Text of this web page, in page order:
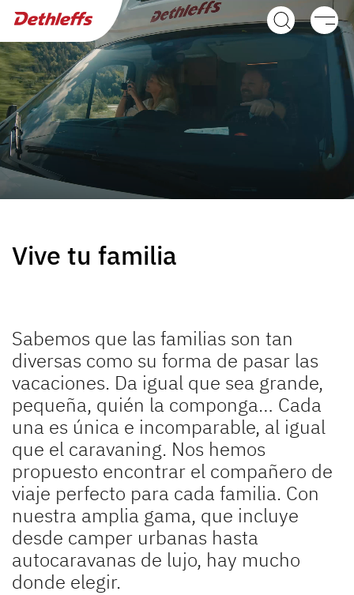
Caravanas
Autocaravanas
Camper Van
Accesorios originales de Dethleffs
Valor añadido
Espíritu pionero aún vigente
Prensa
Responsabilidad
Concesionarios
Vive tu familia
Sabemos que las familias son tan
diversas como su forma de pasar las
vacaciones. Da igual que sea grande,
pequeña, quién la componga… Cada
una es única e incomparable, al igual
que el caravaning. Nos hemos
propuesto encontrar el compañero de
viaje perfecto para cada familia. Con
nuestra amplia gama, que incluye
desde camper urbanas hasta
autocaravanas de lujo, hay mucho
donde elegir.
Búsqueda de concesionarios